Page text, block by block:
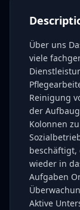
Über uns
viele
Reinigung
der
Kolonnen
beschäftigt,
wieder in
Aufgaben
Aktive